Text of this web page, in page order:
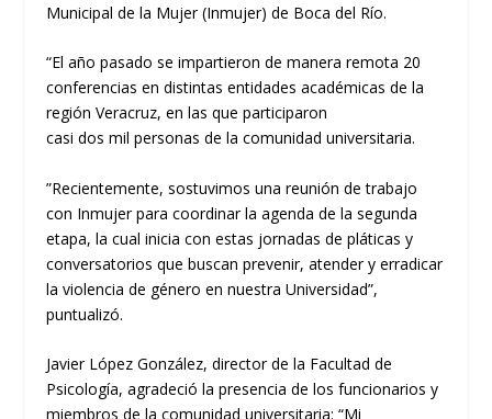
Municipal de la Mujer (Inmujer) de Boca del Río.
“El año pasado se impartieron de manera remota 20
conferencias en distintas entidades académicas de la
región Veracruz, en las que participaron
casidos milpersonas de la comunidad universitaria.
”Recientemente, sostuvimos una reunión de trabajo
con Inmujer para coordinar la agenda de la segunda
etapa, la cual inicia con estas jornadas de pláticas y
conversatorios que buscan prevenir, atender y erradicar
la violencia de género en nuestra Universidad”,
puntualizó.
Javier López González,director de la Facultad de
Psicología, agradecióla presencia de los funcionarios y
miembros de la comunidad universitaria: “Mi